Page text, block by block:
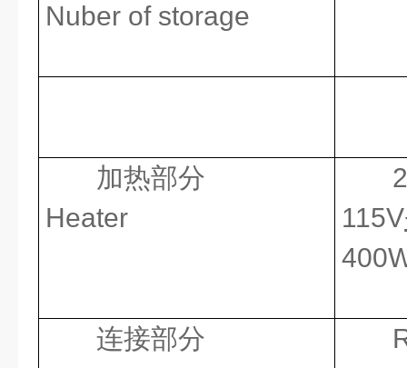
Nuber of storage
加热部分
Heater
115V
连接部分